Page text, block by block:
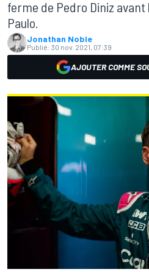
ferme de Pedro Diniz avant
Paulo.
Jonathan Noble
Publié: 30 nov. 2021, 07:39
AJOUTER COMME